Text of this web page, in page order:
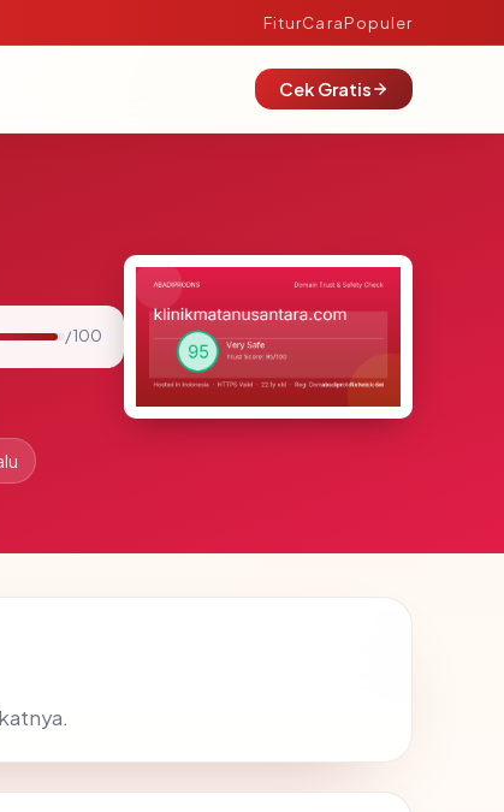
FiturCaraPopuler
Cek Gratis
/ 100